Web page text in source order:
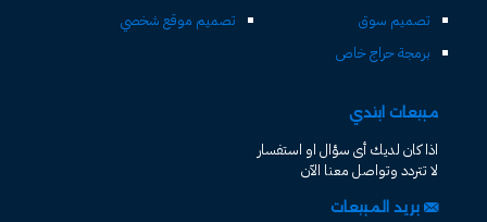
تصميم سوق
برمجة حراج خاص
تصميم موقع شخصي
مبيعات ابتدي
اذا كان لديك أى سؤال او استفسار
لا تتردد وتواصل معنا الآن
بريد المبيعات